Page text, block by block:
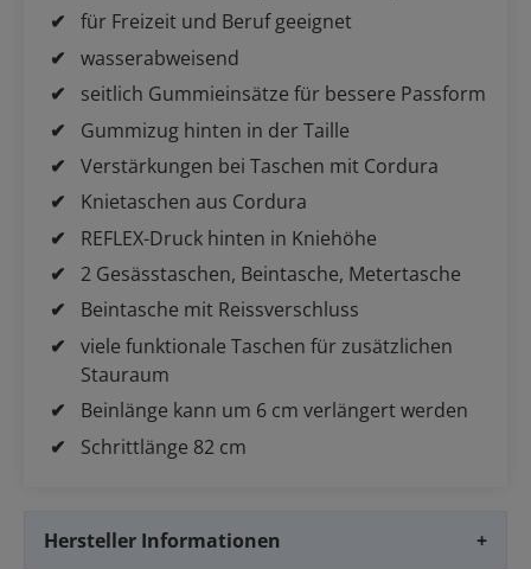
für Freizeit und Beruf geeignet
wasserabweisend
seitlich Gummieinsätze für bessere Passform
Gummizug hinten in der Taille
Verstärkungen bei Taschen mit Cordura
Knietaschen aus Cordura
REFLEX-Druck hinten in Kniehöhe
2 Gesässtaschen, Beintasche, Metertasche
Beintasche mit Reissverschluss
viele funktionale Taschen für zusätzlichen
Stauraum
Beinlänge kann um 6 cm verlängert werden
Schrittlänge 82 cm
Hersteller Informationen +